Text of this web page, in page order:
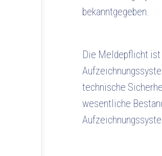
bekanntgegeben.
Die Meldepflicht
technische
wesentliche